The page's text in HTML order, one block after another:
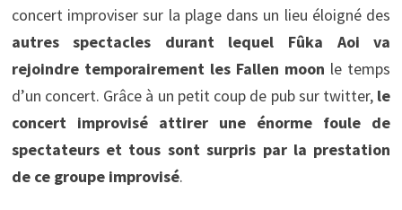
concert improviser sur la plage dans un lieu éloigné des
autres spectacles durant lequel Fûka Aoi va
rejoindre temporairement les Fallen moon le temps
d’un concert. Grâce à un petit coup de pub sur twitter, le
concert improvisé attirer une énorme foule de
spectateurs et tous sont surpris par la prestation
de ce groupe improvisé.